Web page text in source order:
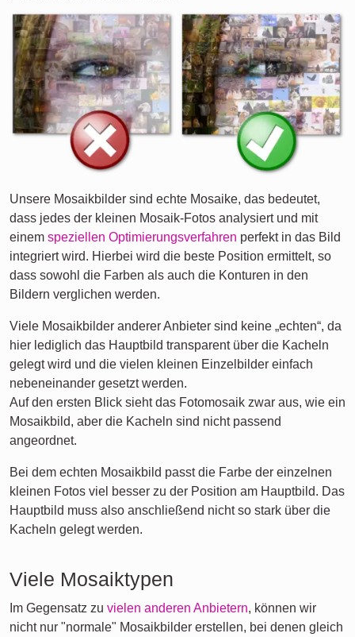
Unsere Mosaikbilder sind echte Mosaike, das bedeutet,
dass jedes der kleinen Mosaik-Fotos analysiert und mit
einem speziellen Optimierungsverfahren perfekt in das Bild
integriert wird. Hierbei wird die beste Position ermittelt, so
dass sowohl die Farben als auch die Konturen in den
Bildern verglichen werden.
Viele Mosaikbilder anderer Anbieter sind keine „echten“, da
hier lediglich das Hauptbild transparent über die Kacheln
gelegt wird und die vielen kleinen Einzelbilder einfach
nebeneinander gesetzt werden.
Auf den ersten Blick sieht das Fotomosaik zwar aus, wie ein
Mosaikbild, aber die Kacheln sind nicht passend
angeordnet.
Bei dem echten Mosaikbild passt die Farbe der einzelnen
kleinen Fotos viel besser zu der Position am Hauptbild. Das
Hauptbild muss also anschließend nicht so stark über die
Kacheln gelegt werden.
Viele Mosaiktypen
Im Gegensatz zu vielen anderen Anbietern, können wir
nicht nur "normale" Mosaikbilder erstellen, bei denen gleich